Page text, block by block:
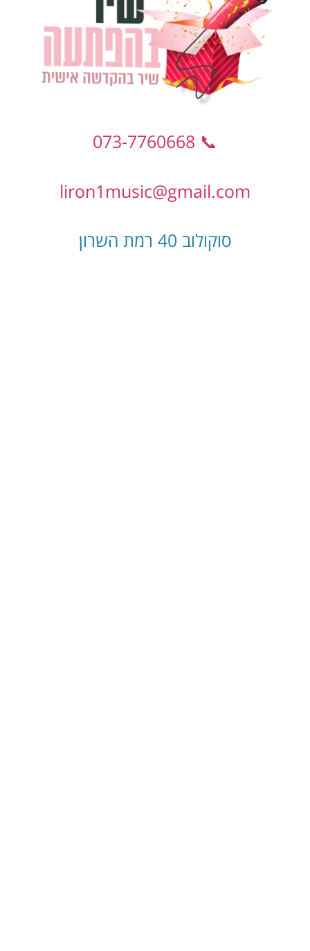
📞 073-7760668
liron1music@gmail.com
סוקולוב 40 רמת השרון